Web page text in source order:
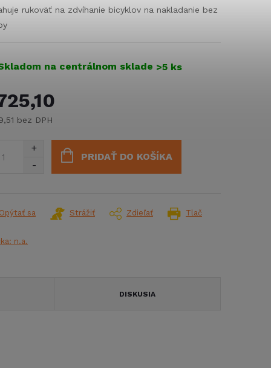
rukoväť na zdvíhanie bicyklov na nakladanie bez
na centrálnom sklade >5 ks
bez DPH
PRIDAŤ DO KOŠÍKA
Tlač
Opýtať sa Strážiť Zdieľať
n.a.
DISKUSIA